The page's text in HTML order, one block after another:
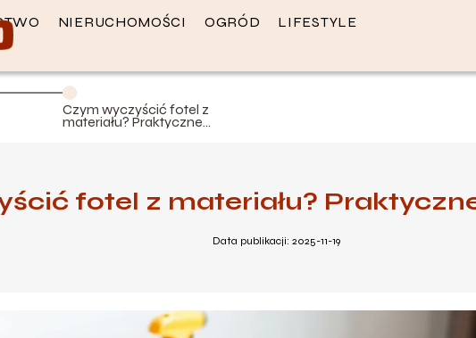
NIERUCHOMOŚCI OGRÓD LIFESTYLE
Czym wyczyścić fotel z
materiału? Praktyczne
fotel z materiału?
Data publikacji: 2025-11-19